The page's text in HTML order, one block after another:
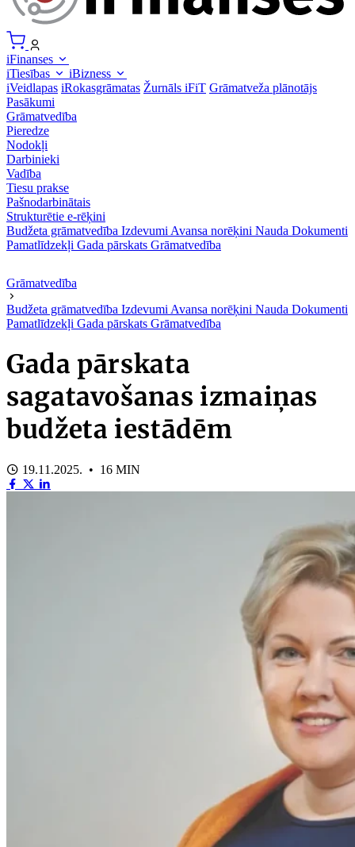
iFinanses
iTiesības
iBizness
iVeidlapas iRokasgrāmatas Žurnāls iFiT Grāmatveža plānotājs
Pasākumi
Grāmatvedība
Pieredze
Nodokļi
Darbinieki
Vadība
Tiesu prakse
Pašnodarbinātais
Strukturētie e-rēķini
Budžeta grāmatvedība Izdevumi Avansa norēķini Nauda Dokumenti
Pamatlīdzekļi Gada pārskats Grāmatvedība
Grāmatvedība
Budžeta grāmatvedība Izdevumi Avansa norēķini Nauda Dokumenti
Pamatlīdzekļi Gada pārskats Grāmatvedība
Gada pārskata
sagatavošanas izmaiņas
budžeta iestādēm
19.11.2025. • 16 MIN